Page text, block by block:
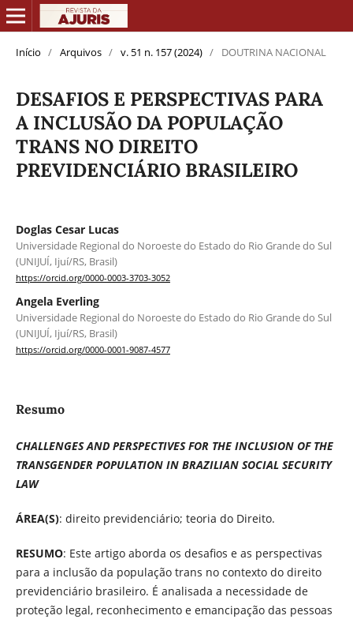
Início / Arquivos / v. 51 n. 157 (2024) / DOUTRINA NACIONAL
DESAFIOS E PERSPECTIVAS PARA
A INCLUSÃO DA POPULAÇÃO
TRANS NO DIREITO
PREVIDENCIÁRIO BRASILEIRO
Doglas Cesar Lucas
Universidade Regional do Noroeste do Estado do Rio Grande do Sul
(UNIJUÍ, Ijuí/RS, Brasil)
https://orcid.org/0000-0003-3703-3052
Angela Everling
Universidade Regional do Noroeste do Estado do Rio Grande do Sul
(UNIJUÍ, Ijuí/RS, Brasil)
https://orcid.org/0000-0001-9087-4577
Resumo
CHALLENGES AND PERSPECTIVES FOR THE INCLUSION OF THE
TRANSGENDER POPULATION IN BRAZILIAN SOCIAL SECURITY
LAW
ÁREA(S): direito previdenciário; teoria do Direito.
RESUMO: Este artigo aborda os desafios e as perspectivas
para a inclusão da população trans no contexto do direito
previdenciário brasileiro. É analisada a necessidade de
proteção legal, reconhecimento e emancipação das pessoas